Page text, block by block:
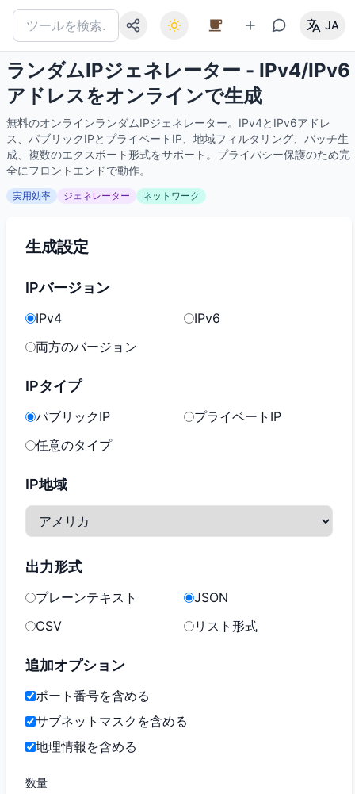
JA
ランダムIPジェネレーター - IPv4/IPv6
アドレスをオンラインで生成
無料のオンラインランダムIPジェネレーター。IPv4とIPv6アドレ
ス、パブリックIPとプライベートIP、地域フィルタリング、バッチ生
成、複数のエクスポート形式をサポート。プライバシー保護のため完
全にフロントエンドで動作。
実用効率 ジェネレーター ネットワーク
生成設定
IPバージョン
IPv4
IPv6
両方のバージョン
IPタイプ
パブリックIP
プライベートIP
任意のタイプ
IP地域
出力形式
プレーンテキスト
JSON
CSV
リスト形式
追加オプション
ポート番号を含める
サブネットマスクを含める
地理情報を含める
数量